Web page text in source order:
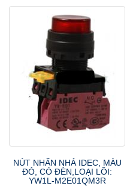
NÚT NHẤN NHẢ IDEC, MÀU
ĐỎ, CÓ ĐÈN,LOẠI LỒI:
YW1L-M2E01QM3R